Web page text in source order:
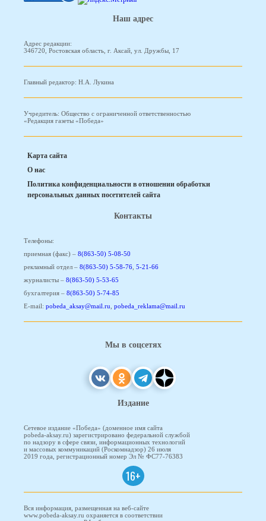
Наш адрес
Адрес редакции:
346720, Ростовская область, г. Аксай, ул. Дружбы, 17
Главный редактор: Н.А. Лукина
Учредитель: Общество с ограниченной ответственностью
«Редакция газеты «Победа»
Карта сайта
О нас
Политика конфиденциальности в отношении обработки
персональных данных посетителей сайта
Контакты
Телефоны:
приемная (факс) – 8(863-50) 5-08-50
рекламный отдел – 8(863-50) 5-58-76, 5-21-66
журналисты – 8(863-50) 5-53-65
бухгалтерия – 8(863-50) 5-74-85
E-mail: pobeda_aksay@mail.ru, pobeda_reklama@mail.ru
Мы в соцсетях
Издание
Сетевое издание «Победа» (доменное имя сайта
pobeda-aksay.ru) зарегистрировано федеральной службой
по надзору в сфере связи, информационных технологий
и массовых коммуникаций (Роскомнадзор) 26 июля
2019 года, регистрационный номер Эл № ФС77-76383
16+
Вся информация, размещенная на веб-сайте
www.pobeda-aksay.ru охраняется в соответствии